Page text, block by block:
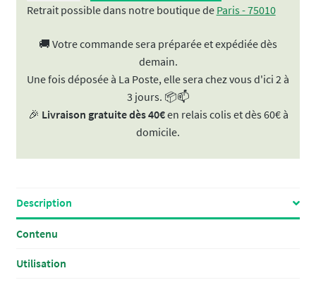
DynaVap
2020
Retrait possible dans notre boutique de Paris - 75010
🚚 Votre commande sera préparée et expédiée dès
demain.
Une fois déposée à La Poste, elle sera chez vous d'ici 2 à
3 jours. 📦📫
🎉 Livraison gratuite dès 40€en relais colis et dès 60€ à
domicile.
Description
Contenu
Utilisation